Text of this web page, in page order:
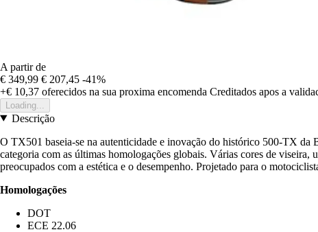
A partir de
€ 349,99 € 207,45 -41%
+€ 10,37 oferecidos na sua proxima encomenda Creditados apos a
Loading...
Descrição
O TX501 baseia-se na autenticidade e inovação do histórico 500-TX da
categoria com as últimas homologações globais. Várias cores de
preocupados com a estética e o desempenho. Projetado para o
Homologações
DOT
ECE 22.06